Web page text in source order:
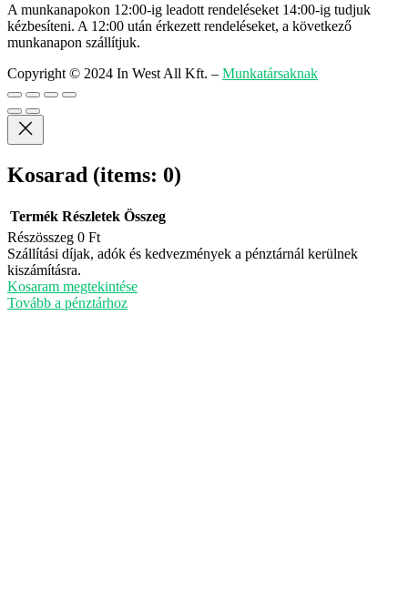
A munkanapokon 12:00-ig leadott rendeléseket 14:00-ig tudjuk
kézbesíteni. A 12:00 után érkezett rendeléseket, a következő
munkanapon szállítjuk.
Copyright © 2024 In West All Kft. – Munkatársaknak
Kosarad (items: 0)
Termékek
a
kosárban
Termék Részletek Összeg
Részösszeg 0 Ft
Szállítási díjak, adók és kedvezmények a pénztárnál kerülnek
kiszámításra.
Kosaram megtekintése
Tovább a pénztárhoz